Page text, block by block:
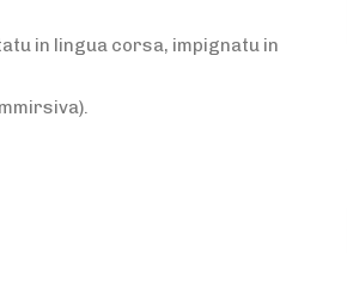
in lingua corsa, impignatu in